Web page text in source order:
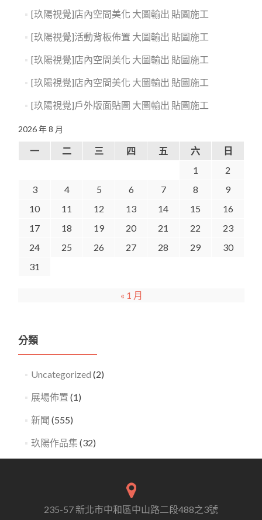
[玖陽視覺]店內空間美化 大圖輸出 貼圖施工
[玖陽視覺]活動背板佈置 大圖輸出 貼圖施工
[玖陽視覺]店內空間美化 大圖輸出 貼圖施工
[玖陽視覺]店內空間美化 大圖輸出 貼圖施工
[玖陽視覺]戶外版面貼圖 大圖輸出 貼圖施工
2026 年 8 月
一 二 三 四 五 六
日
1
2
3
4 5 6 7 8
9
10
11 12 13 14 15
16
17
18 19 20 21 22
23
24
25 26 27 28 29
30
31
« 1 月
分類
Uncategorized (2)
展場佈置 (1)
新聞 (555)
玖陽作品集 (32)
235-57 新北市中和區中山路二段488之3號